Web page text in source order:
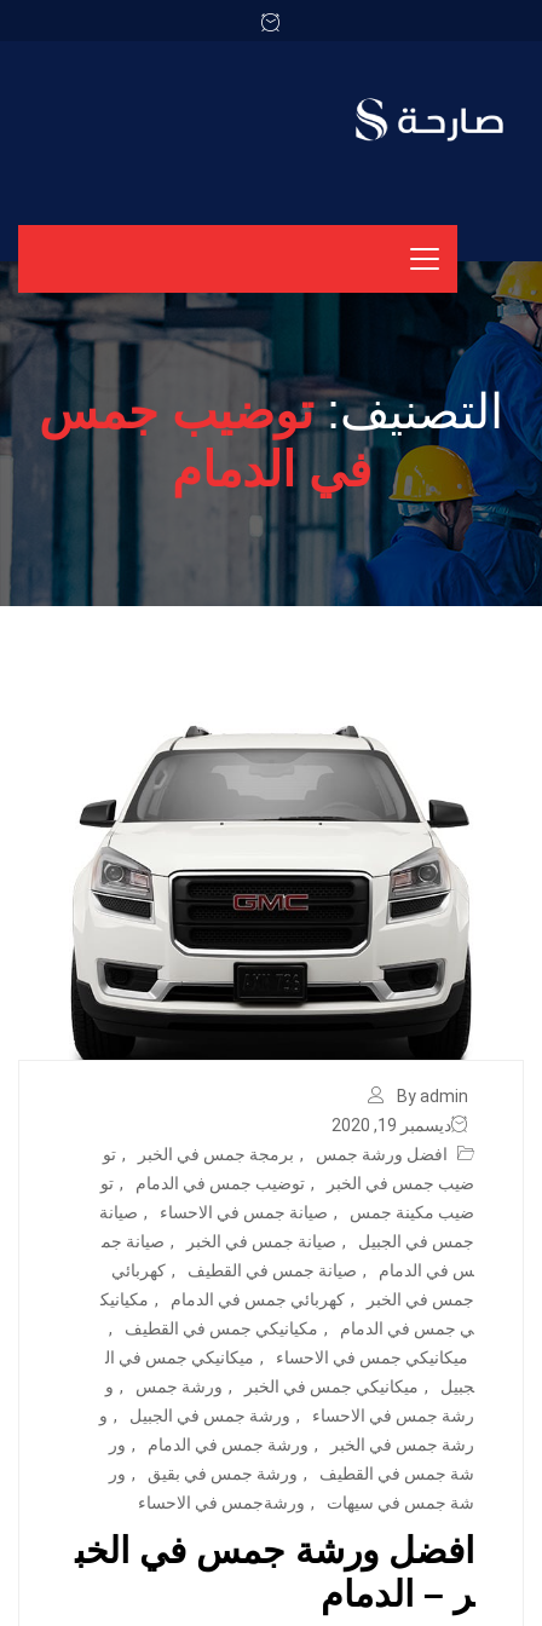
التصنيف:توضيب جمس
في الدمام
By admin
ديسمبر 19, 2020
افضل ورشة جمس
, برمجة جمس في الخبر , تو
ضيب جمس في الخبر
, توضيب جمس في الدمام , تو
ضيب مكينة جمس
, صيانة جمس في الاحساء , صيانة
جمس في الجبيل
, صيانة جمس في الخبر , صيانة جم
س في الدمام
, صيانة جمس في القطيف , كهربائي
جمس في الخبر
, كهربائي جمس في الدمام , مكيانيك
ي جمس في الدمام
, مكيانيكي جمس في القطيف
,
ميكانيكي جمس في الاحساء
, ميكانيكي جمس في ال
جبيل
, ميكانيكي جمس في الخبر , ورشة جمس , و
رشة جمس في الاحساء
, ورشة جمس في الجبيل , و
رشة جمس في الخبر
, ورشة جمس في الدمام , ور
شة جمس في القطيف
, ورشة جمس في بقيق , ور
شة جمس في سيهات
, ورشةجمس في الاحساء
افضل ورشة جمس في الخب
ر – الدمام